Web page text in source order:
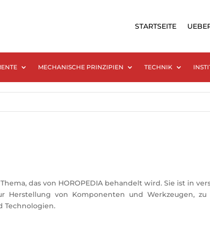
STARTSEITE
MECHANISCHE PRINZIPIEN TECHNIK
das von HOROPEDIA behandelt wird. Sie ist in
Herstellung von Komponenten und Werkzeugen,
Technologien.